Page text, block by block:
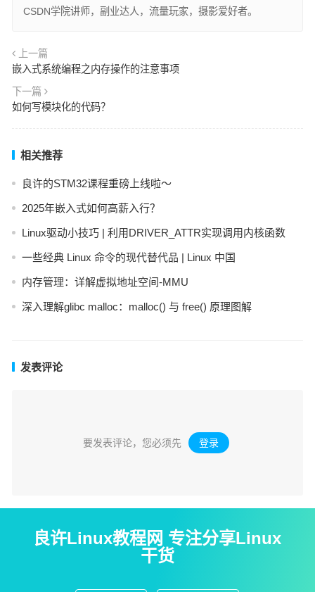
CSDN学院讲师，副业达人，流量玩家，摄影爱好者。
上一篇
嵌入式系统编程之内存操作的注意事项
下一篇
如何写模块化的代码？
相关推荐
良许的STM32课程重磅上线啦～
2025年嵌入式如何高薪入行？
Linux驱动小技巧 | 利用DRIVER_ATTR实现调用内核函数
一些经典 Linux 命令的现代替代品 | Linux 中国
内存管理：详解虚拟地址空间-MMU
深入理解glibc malloc：malloc() 与 free() 原理图解
发表评论
要发表评论，您必须先 登录 。
良许Linux教程网 专注分享Linux
干货